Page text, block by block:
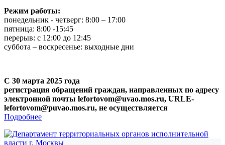
Режим работы:
понедельник - четверг: 8:00 – 17:00
пятница: 8:00 -15:45
перерыв: с 12:00 до 12:45
суббота – воскресенье: выходные дни
С 30 марта 2025 года
регистрация обращений граждан, направленных по адресу
электронной почты lefortovom@uvao.mos.ru, URLE-
lefortovom@puvao.mos.ru, не осуществляется
Подробнее